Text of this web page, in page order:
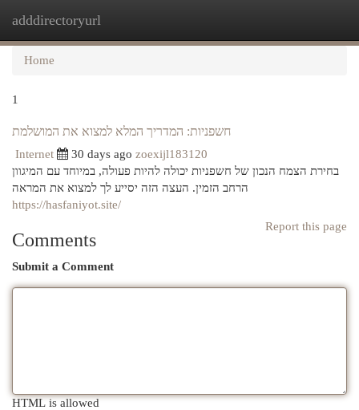
adddirectoryurl
Home
1
חשפניות: המדריך המלא למצוא את המושלמת
Internet 30 days ago zoexijl183120
בחירת הצמח הנכון של חשפניות יכולה להיות פעולה, במיוחד עם המיגוון
הרחב הזמין. העצה הזה יסייע לך למצוא את המראה
https://hasfaniyot.site/
Report this page
Comments
Submit a Comment
HTML is allowed